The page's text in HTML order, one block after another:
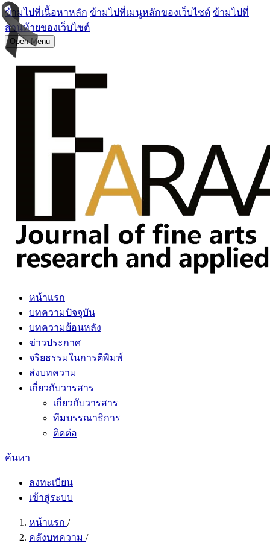
ข้ามไปที่เนื้อหาหลัก ข้ามไปที่เมนูหลักของเว็บไซต์ ข้ามไปที่
ส่วนท้ายของเว็บไซต์
Open Menu
หน้าแรก
บทความปัจจุบัน
บทความย้อนหลัง
ข่าวประกาศ
จริยธรรมในการตีพิมพ์
ส่งบทความ
เกี่ยวกับวารสาร
เกี่ยวกับวารสาร
ทีมบรรณาธิการ
ติดต่อ
ค้นหา
ลงทะเบียน
เข้าสู่ระบบ
หน้าแรก /
คลังบทความ /